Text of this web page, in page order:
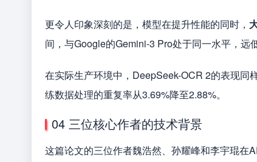
更令人印象深刻的是，模型在提升性能的同时，
间，与Google的Gemini-3 Pro处于同一水平，远
在实际生产环境中，DeepSeek-OCR 2的表现同
练数据处理的重复率从3.69%降至2.88%。
04 三位核心作者的技术背景
这篇论文的三位作者魏浩然、孙耀峰和李宇琨在